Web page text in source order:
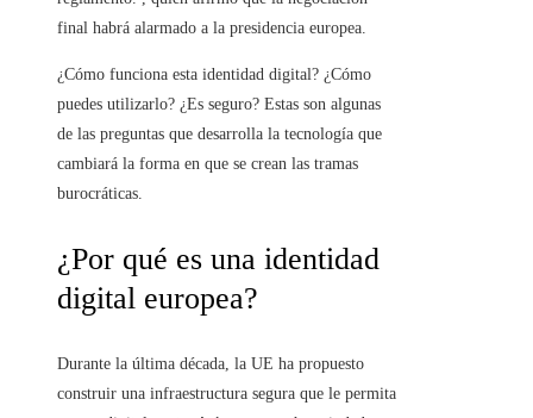
final habrá alarmado a la presidencia europea.
¿Cómo funciona esta identidad digital? ¿Cómo
puedes utilizarlo? ¿Es seguro? Estas son algunas
de las preguntas que desarrolla la tecnología que
cambiará la forma en que se crean las tramas
burocráticas.
¿Por qué es una identidad
digital europea?
Durante la última década, la UE ha propuesto
construir una infraestructura segura que le permita